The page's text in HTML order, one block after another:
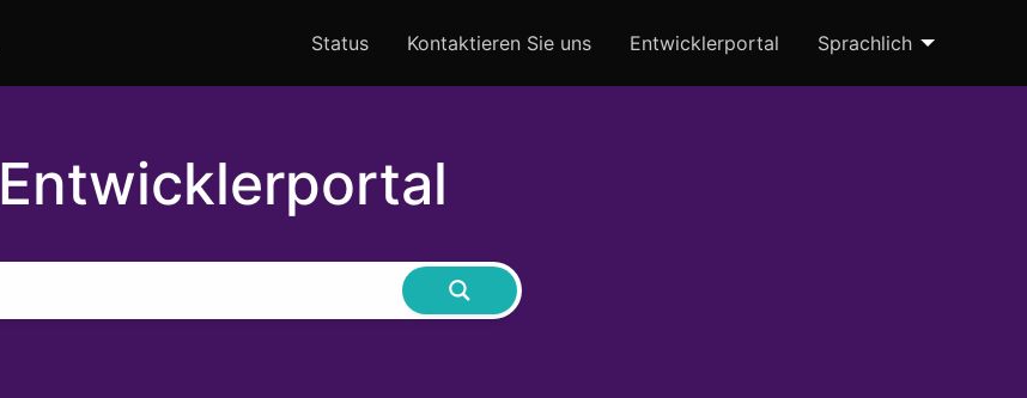
Status Kontaktieren Sie uns Entwicklerportal Sprachlich
Entwicklerportal